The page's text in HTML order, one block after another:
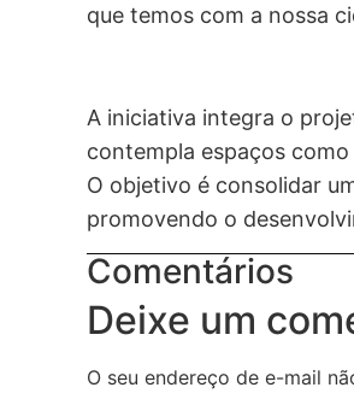
que temos com a nossa
A iniciativa integra o
contempla espaços
O objetivo é consolidar
promovendo o
Comentários
Deixe um
O seu endereço de e-mail